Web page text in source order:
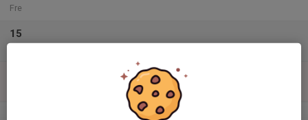
Fre
15
v.34